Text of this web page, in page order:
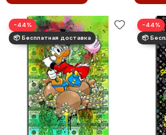
−44% −44%